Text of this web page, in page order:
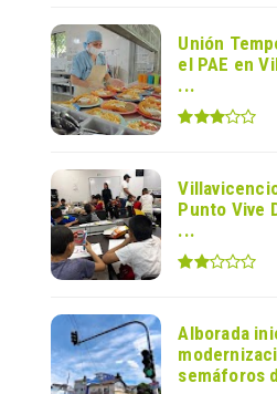
Unión
el PAE en
...
Punto Vive
...
Alborada
semáforos